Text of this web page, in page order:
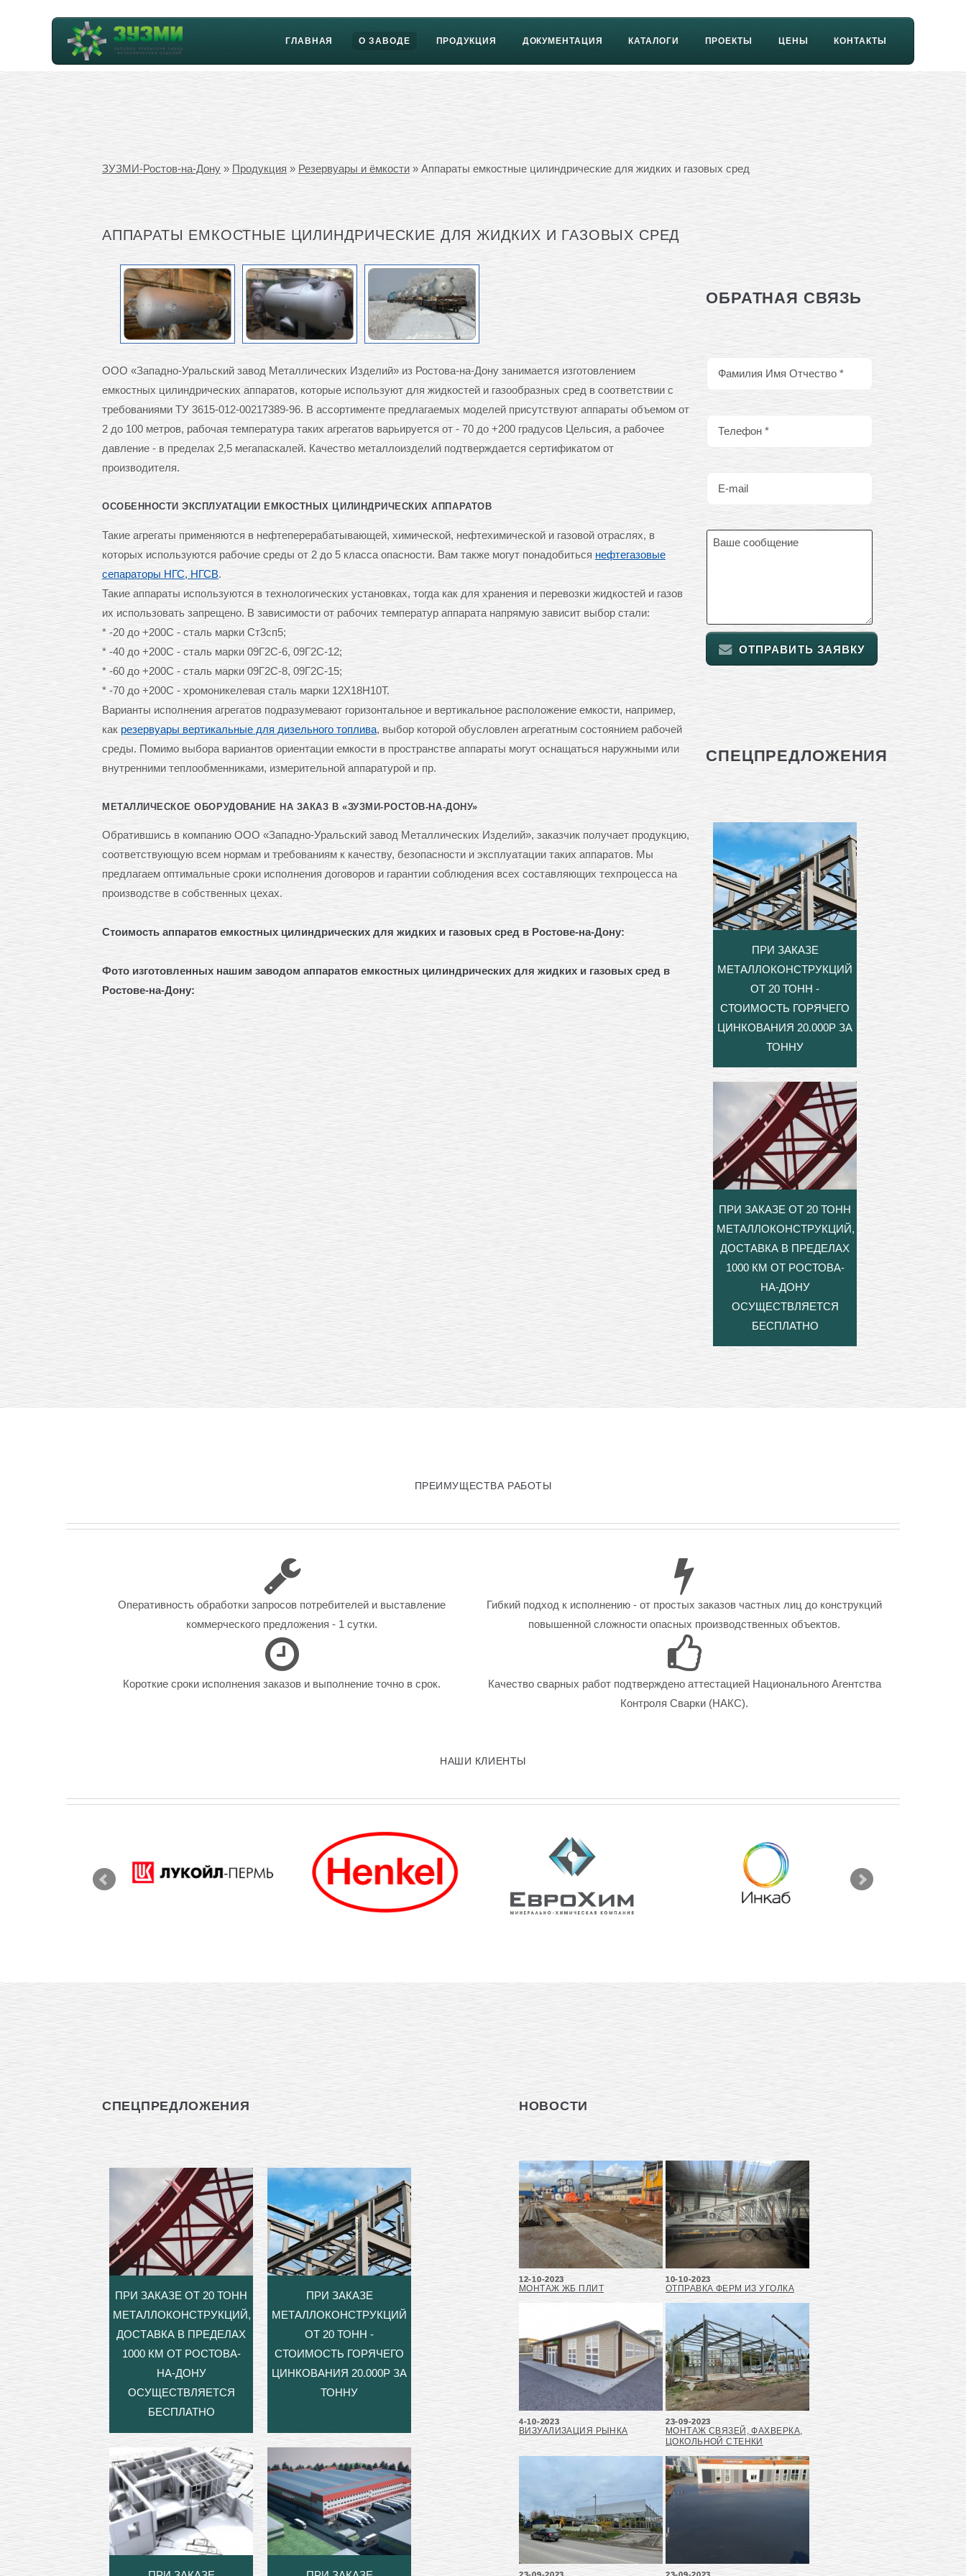
ГЛАВНАЯ О ЗАВОДЕ ПРОДУКЦИЯ ДОКУМЕНТАЦИЯ КАТАЛОГИ ПРОЕКТЫ ЦЕНЫ КОНТАКТЫ
ЗУЗМИ-Ростов-на-Дону » Продукция» Резервуары и ёмкости » Аппараты емкостные цилиндрические для жидких и газовых сред
АППАРАТЫ ЕМКОСТНЫЕ ЦИЛИНДРИЧЕСКИЕ ДЛЯ ЖИДКИХ И ГАЗОВЫХ СРЕД
ООО «Западно-Уральский завод Металлических Изделий» из Ростова-на-Дону занимается изготовлением
емкостных цилиндрических аппаратов, которые используют для жидкостей и газообразных сред в соответствии с
требованиями ТУ 3615-012-00217389-96. В ассортименте предлагаемых моделей присутствуют аппараты объемом от
2 до 100 метров, рабочая температура таких агрегатов варьируется от - 70 до +200 градусов Цельсия, а рабочее
давление - в пределах 2,5 мегапаскалей. Качество металлоизделий подтверждается сертификатом от
производителя.
ОСОБЕННОСТИ ЭКСПЛУАТАЦИИ ЕМКОСТНЫХ ЦИЛИНДРИЧЕСКИХ АППАРАТОВ
Такие агрегаты применяются в нефтеперерабатывающей, химической, нефтехимической и газовой отраслях, в
которых используются рабочие среды от 2 до 5 класса опасности. Вам также могут понадобиться нефтегазовые
сепараторы НГС, НГСВ.
Такие аппараты используются в технологических установках, тогда как для хранения и перевозки жидкостей и газов
их использовать запрещено. В зависимости от рабочих температур аппарата напрямую зависит выбор стали:
* -20 до +200С - сталь марки Ст3сп5;
* -40 до +200С - сталь марки 09Г2С-6, 09Г2С-12;
* -60 до +200С - сталь марки 09Г2С-8, 09Г2С-15;
* -70 до +200С - хромоникелевая сталь марки 12Х18Н10Т.
Варианты исполнения агрегатов подразумевают горизонтальное и вертикальное расположение емкости, например,
как резервуары вертикальные для дизельного топлива, выбор которой обусловлен агрегатным состоянием рабочей
среды. Помимо выбора вариантов ориентации емкости в пространстве аппараты могут оснащаться наружными или
внутренними теплообменниками, измерительной аппаратурой и пр.
МЕТАЛЛИЧЕСКОЕ ОБОРУДОВАНИЕ НА ЗАКАЗ В «ЗУЗМИ-РОСТОВ-НА-ДОНУ»
Обратившись в компанию ООО «Западно-Уральский завод Металлических Изделий», заказчик получает продукцию,
соответствующую всем нормам и требованиям к качеству, безопасности и эксплуатации таких аппаратов. Мы
предлагаем оптимальные сроки исполнения договоров и гарантии соблюдения всех составляющих техпроцесса на
производстве в собственных цехах.
Стоимость аппаратов емкостных цилиндрических для жидких и газовых сред в Ростове-на-Дону:
Фото изготовленных нашим заводом аппаратов емкостных цилиндрических для жидких и газовых сред в
Ростове-на-Дону:
ОБРАТНАЯ СВЯЗЬ
ОТПРАВИТЬ ЗАЯВКУ
СПЕЦПРЕДЛОЖЕНИЯ
ПРИ ЗАКАЗЕ
МЕТАЛЛОКОНСТРУКЦИЙ
ОТ 20 ТОНН -
СТОИМОСТЬ ГОРЯЧЕГО
ЦИНКОВАНИЯ 20.000Р ЗА
ТОННУ
ПРИ ЗАКАЗЕ ОТ 20 ТОНН
МЕТАЛЛОКОНСТРУКЦИЙ,
ДОСТАВКА В ПРЕДЕЛАХ
1000 КМ ОТ РОСТОВА-
НА-ДОНУ
ОСУЩЕСТВЛЯЕТСЯ
БЕСПЛАТНО
ПРЕИМУЩЕСТВА РАБОТЫ
Оперативность обработки запросов потребителей и выставление
коммерческого предложения - 1 сутки.
Гибкий подход к исполнению - от простых заказов частных лиц до конструкций
повышенной сложности опасных производственных объектов.
Короткие сроки исполнения заказов и выполнение точно в срок.
Качество сварных работ подтверждено аттестацией Национального Агентства
Контроля Сварки (НАКС).
НАШИ КЛИЕНТЫ
СПЕЦПРЕДЛОЖЕНИЯ
ПРИ ЗАКАЗЕ ОТ 20 ТОНН
МЕТАЛЛОКОНСТРУКЦИЙ,
ДОСТАВКА В ПРЕДЕЛАХ
1000 КМ ОТ РОСТОВА-
НА-ДОНУ
ОСУЩЕСТВЛЯЕТСЯ
БЕСПЛАТНО
ПРИ ЗАКАЗЕ
МЕТАЛЛОКОНСТРУКЦИЙ
ОТ 20 ТОНН -
СТОИМОСТЬ ГОРЯЧЕГО
ЦИНКОВАНИЯ 20.000Р ЗА
ТОННУ
НОВОСТИ
12-10-2023
МОНТАЖ ЖБ ПЛИТ
10-10-2023
ОТПРАВКА ФЕРМ ИЗ УГОЛКА
4-10-2023
ВИЗУАЛИЗАЦИЯ РЫНКА
23-09-2023
МОНТАЖ СВЯЗЕЙ, ФАХВЕРКА,
ЦОКОЛЬНОЙ СТЕНКИ